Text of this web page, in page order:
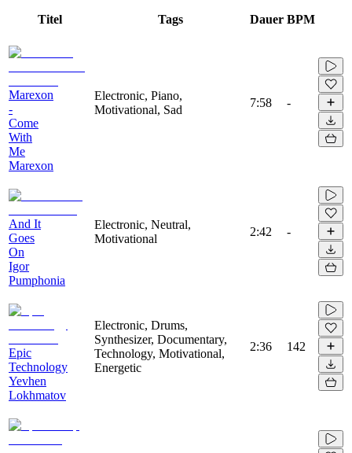
Titel Tags Dauer BPM
Marexon
-
Come
With
Me
Marexon
Electronic, Piano,
Motivational, Sad
7:58 -
And It
Goes
On
Igor
Pumphonia
Electronic, Neutral,
Motivational
2:42 -
Epic
Technology
Yevhen
Lokhmatov
Electronic, Drums,
Synthesizer, Documentary,
Technology, Motivational,
Energetic
2:36 142